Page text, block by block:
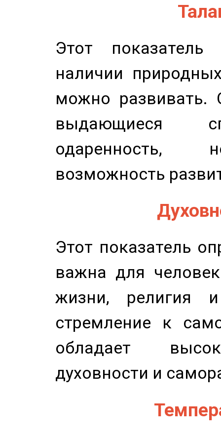
Этот показатель
наличии
можно развивать.
выдающиеся
одаренность,
возможность
Этот показатель
важна для
жизни, религия
стремление к
обладает
духовности и